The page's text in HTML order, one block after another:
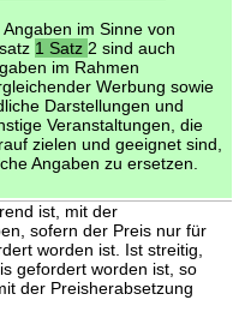
Angaben im Sinne von
1 Satz 2 sind auch
im Rahmen
Werbung sowie
Darstellungen und
Veranstaltungen, die
zielen und geeignet sind,
Angaben zu ersetzen.
ist, mit der
sofern der Preis nur für
worden ist. Ist streitig,
gefordert worden ist, so
der Preisherabsetzung